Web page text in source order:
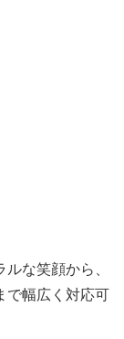
な笑顔から、
で幅広く対応可